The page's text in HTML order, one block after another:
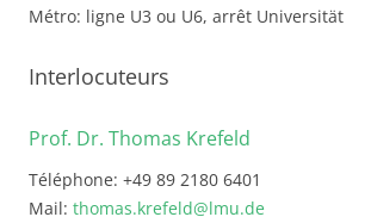
Métro: ligne U3 ou U6, arrêt Universität
Interlocuteurs
Prof. Dr. Thomas Krefeld
Téléphone: +49 89 2180 6401
Mail: thomas.krefeld@lmu.de